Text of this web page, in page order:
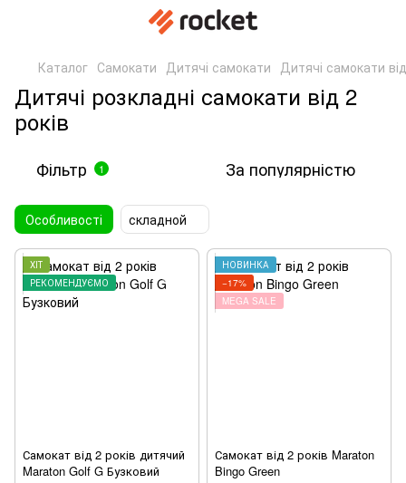
Каталог Самокати Дитячі самокати Дитячі самокати
Дитячі розкладні самокати від 2
років
Фільтр 1 За популярністю
Особливості складной
ХІТ
РЕКОМЕНДУЄМО
Самокат від 2 років дитячий
Maraton Golf G Бузковий
НОВИНКА
−17%
MEGA SALE
Самокат від 2 років Maraton
Bingo Green